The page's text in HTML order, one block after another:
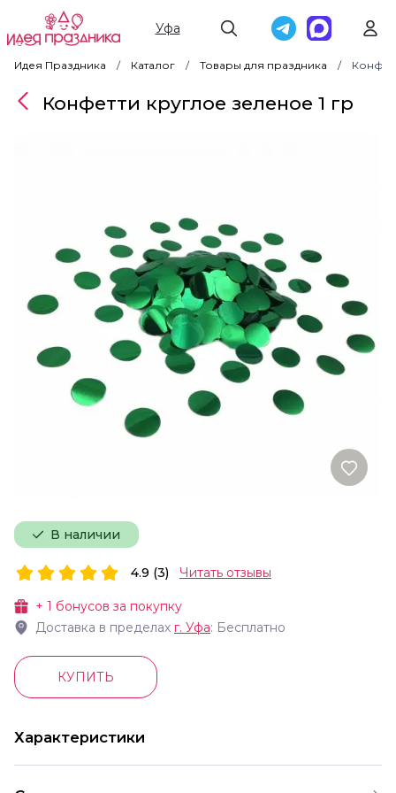
Уфа
Идея Праздника Каталог Товары для праздника
В наличии
Конфетти круглое зеленое 1 гр
+ 1 бонусов за покупку
Доставка в пределах г. Уфа: Бесплатно
4.9 (3) Читать отзывы
КУПИТЬ
Характеристики